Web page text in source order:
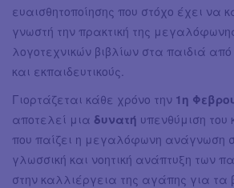
ευαισθητοποίησης που στόχο έχει να
γνωστή την πρακτική της
λογοτεχνικών βιβλίων στα παιδιά
και εκπαιδευτικούς.
Γιορτάζεται κάθε χρόνο την 1η
αποτελεί μια δυνατή υπενθύμιση του
που παίζει η μεγαλόφωνη ανάγνωση
γλωσσική και νοητική ανάπτυξη των
στην καλλιέργεια της αγάπης για τα